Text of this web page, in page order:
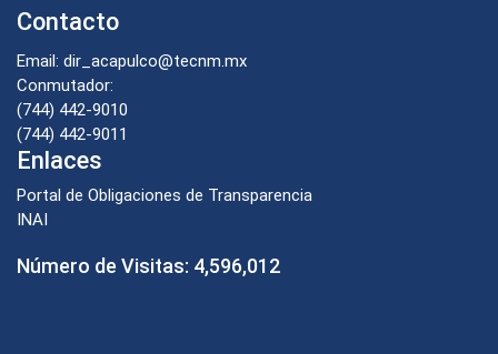
Contacto
Email: dir_acapulco@tecnm.mx
Conmutador:
(744) 442-9010
(744) 442-9011
Enlaces
Portal de Obligaciones de Transparencia
INAI
Número de Visitas: 4,596,012